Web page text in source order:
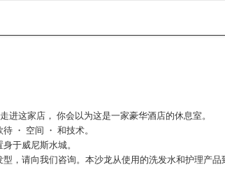
走进这家店， 你会以为这是一家豪华酒店的休息室。
・ 空间 ・ 和技术。
于威尼斯水城。
，请向我们咨询。本沙龙从使用的洗发水和护理产品